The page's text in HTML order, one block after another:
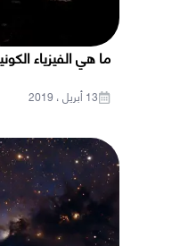
ما هي الفيزياء
13 أبريل ، 2019